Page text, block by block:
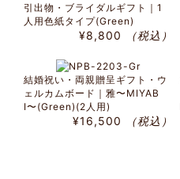
引出物・ブライダルギフト｜1
人用色紙タイプ(Green)
¥8,800 （税込）
結婚祝い・両親贈呈ギフト・ウ
ェルカムボード｜雅〜MIYAB
I〜(Green)(2人用)
¥16,500 （税込）